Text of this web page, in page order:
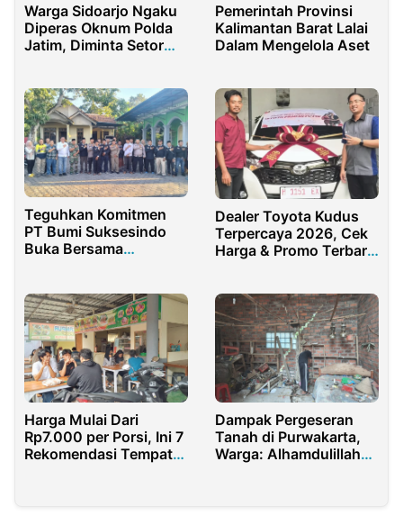
Warga Sidoarjo Ngaku
Diperas Oknum Polda
Jatim, Diminta Setor
Pemerintah Provinsi
Kalimantan Barat Lalai
Dalam Mengelola Aset
Teguhkan Komitmen
PT Bumi Suksesindo
Buka Bersama
Banyuwangi
Dealer Toyota Kudus
Terpercaya 2026, Cek
Harga & Promo Terbaru
Harga Mulai Dari
Rp7.000 per Porsi, Ini 7
Rekomendasi Tempat
Dampak Pergeseran
Tanah di Purwakarta,
Warga: Alhamdulillah